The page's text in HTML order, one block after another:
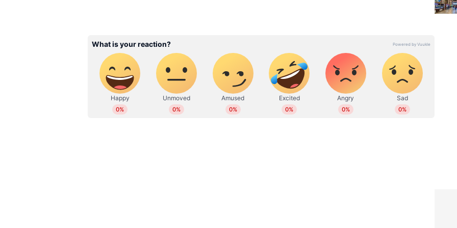
സബ് എഡിറ്റര്‍. ഇംഗ്ലീഷ് സാഹിത്യത്തിൽ ബിരുദവും ജേണലിസത്തില്‍ ബിരുദാനന്തര
ബിരുദവും നേടി. കേരള, ദേശീയ, അന്താരാഷ്ട്ര, ഗൾഫ് വാര്‍ത്തകള്‍,
എന്‍റര്‍ടെയിന്‍മെന്‍റ്, ആരോഗ്യം തുടങ്ങിയ വിഷയങ്ങളില്‍ എഴുതുന്നു. ഏഴ് വര്‍ഷത്തെ
മാധ്യമപ്രവര്‍ത്തന കാലയളവില്‍ നിരവധി ന്യൂസ് സ്‌റ്റോറികള്‍, ഫീച്ചറുകള്‍,
അഭിമുഖങ്ങള്‍, ലേഖനങ്ങള്‍ തുടങ്ങിയവ പ്രസിദ്ധീകരിച്ചു. ഡിജിറ്റല്‍ മീഡിയയിൽ
പ്രവര്‍ത്തനപരിചയം. ഇ മെയില്‍: reshma.vijayan@asianetnews.in